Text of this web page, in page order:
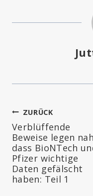
ZURÜCK
Verblüffende
Beweise legen
dass BioNTech
Pfizer wichtige
Daten gefälscht
haben: Teil 1